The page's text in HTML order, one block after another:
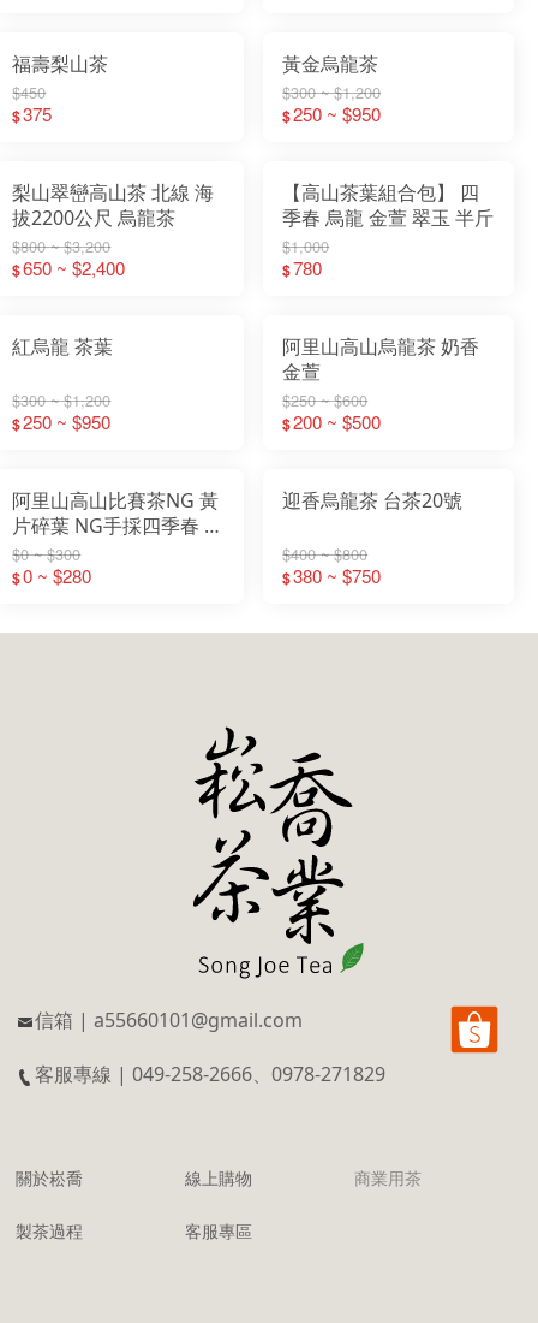
福壽梨山茶
$450
$375
黃金烏龍茶
$300 ~ $1,200
$250 ~ $950
梨山翠巒高山茶 北線 海
拔2200公尺 烏龍茶
$800 ~ $3,200
$650 ~ $2,400
【高山茶葉組合包】 四
季春 烏龍 金萱 翠玉 半斤
$1,000
$780
紅烏龍 茶葉
$300 ~ $1,200
$250 ~ $950
阿里山高山烏龍茶 奶香
金萱
$250 ~ $600
$200 ~ $500
阿里山高山比賽茶NG 黃
片碎葉 NG手採四季春 茶
枝 茶葉 烏龍茶 (300g包)
$0 ~ $300
$0 ~ $280
迎香烏龍茶 台茶20號
$400 ~ $800
$380 ~ $750
信箱 | a55660101@gmail.com
客服專線 | 049-258-2666、0978-271829
關於崧喬 線上購物 商業用茶
製茶過程 客服專區